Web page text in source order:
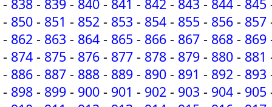
- 838 - 839 - 840 - 841 - 842 - 843 - 844 - 845
- 850 - 851 - 852 - 853 - 854 - 855 - 856 - 857
- 862 - 863 - 864 - 865 - 866 - 867 - 868 - 869
- 874 - 875 - 876 - 877 - 878 - 879 - 880 - 881
- 886 - 887 - 888 - 889 - 890 - 891 - 892 - 893
- 898 - 899 - 900 - 901 - 902 - 903 - 904 - 905